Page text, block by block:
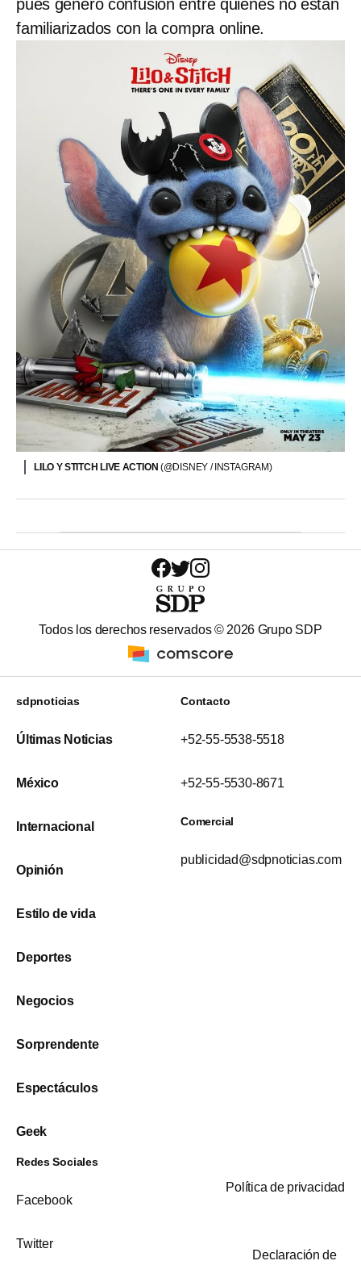
pues generó confusión entre quienes no están
familiarizados con la compra online.
LILO Y STITCH LIVE ACTION (@DISNEY / INSTAGRAM)
Todos los derechos reservados © 2026 Grupo SDP
sdpnoticias
Últimas Noticias
México
Internacional
Opinión
Estilo de vida
Deportes
Negocios
Sorprendente
Espectáculos
Geek
Contacto
+52-55-5538-5518
+52-55-5530-8671
Comercial
publicidad@sdpnoticias.com
Redes Sociales
Facebook
Twitter
Política de privacidad
Declaración de